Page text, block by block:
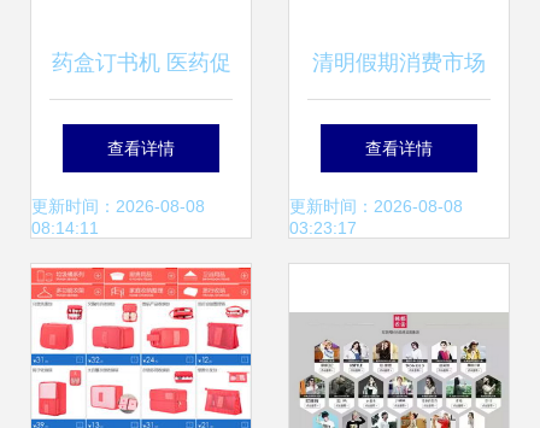
药盒订书机 医药促
销新创意，实用与
创意的完美结合
查看详情
更新时间：2026-08-08
08:14:11
清明假期消费市场
暖意浓 银联网络交
易同比增长3.6%，
点
查看详情
更新时间：2026-08-08
03:23:17